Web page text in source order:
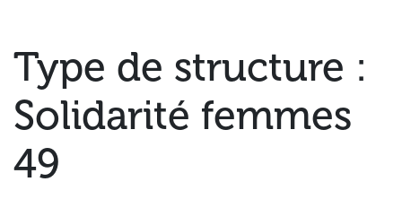
Type de structure :
Solidarité femmes
49